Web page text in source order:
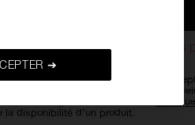
en rupture de stock. Inscrivez-vous
stock.
données dans ce formulaire,
par Shiseido Group Belgium sprl et
la disponibilité d’un produit.
➔